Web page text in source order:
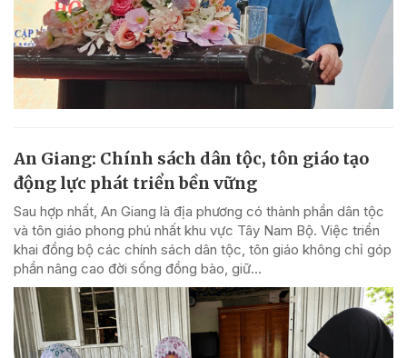
An Giang: Chính sách dân tộc, tôn giáo tạo
động lực phát triển bền vững
Sau hợp nhất, An Giang là địa phương có thành phần dân tộc
và tôn giáo phong phú nhất khu vực Tây Nam Bộ. Việc triển
khai đồng bộ các chính sách dân tộc, tôn giáo không chỉ góp
phần nâng cao đời sống đồng bào, giữ...